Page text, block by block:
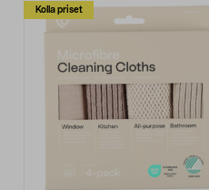
Kolla priset